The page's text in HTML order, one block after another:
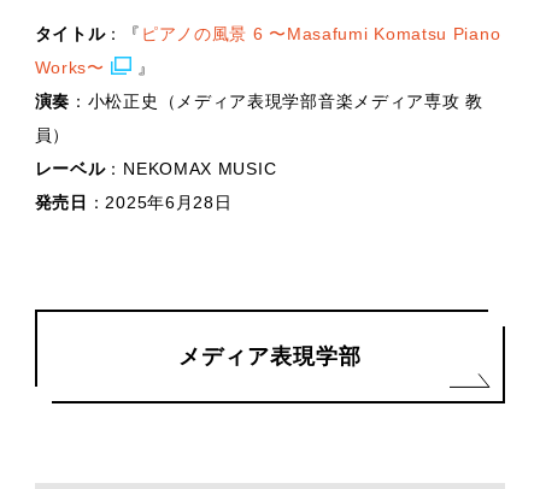
タイトル：『 ピアノの風景 6 〜Masafumi Komatsu Piano
Works〜
』
演奏 ：小松正史（メディア表現学部音楽メディア専攻 教
員）
レーベル：NEKOMAX MUSIC
発売日
：2025年6月28日
メディア表現学部